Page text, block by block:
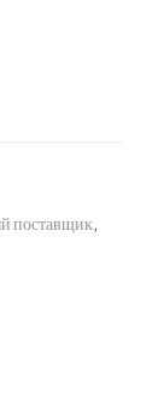
поставщик